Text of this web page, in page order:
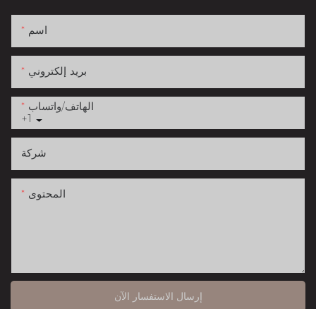
اسم
بريد إلكتروني
+1
الهاتف/واتساب
شركة
المحتوى
إرسال الاستفسار الآن